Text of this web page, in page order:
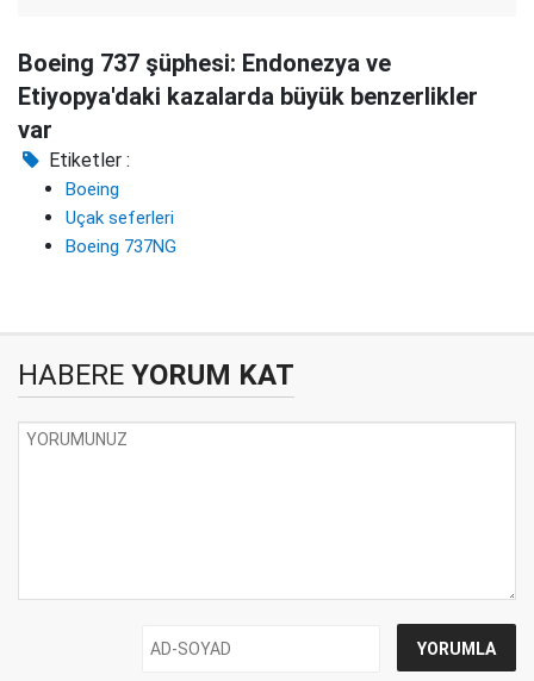
Boeing 737 şüphesi: Endonezya ve
Etiyopya'daki kazalarda büyük benzerlikler
var
Etiketler :
Boeing
Uçak seferleri
Boeing 737NG
HABERE YORUM KAT